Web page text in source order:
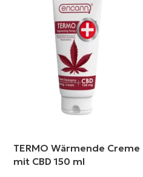
TERMO Wärmende Creme
mit CBD 150 ml